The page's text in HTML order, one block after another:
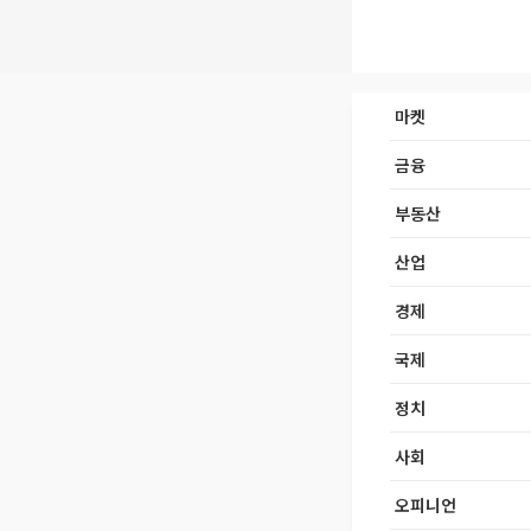
마켓
금융
부동산
산업
경제
국제
정치
사회
오피니언